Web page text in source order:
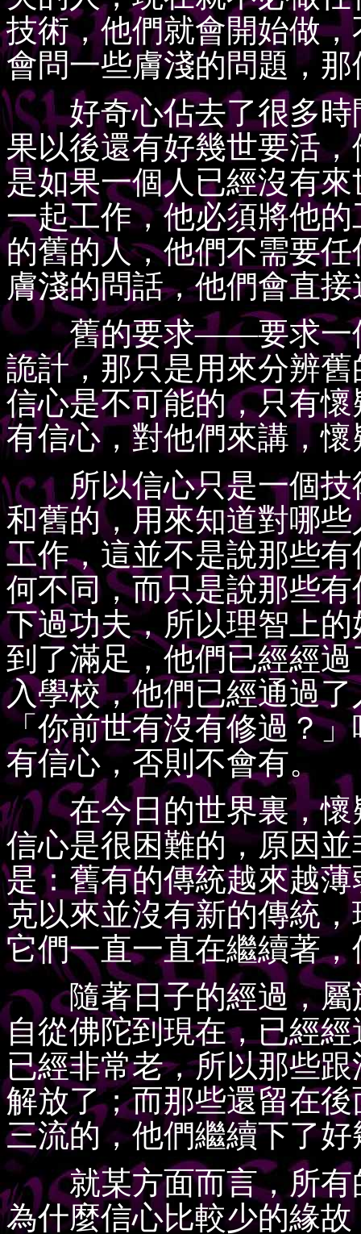
技術，他們就會開始做
會問一些膚淺的問題，
好奇心佔去了很多時
果以後還有好幾世要活
是如果一個人已經沒有
一起工作，他必須將他
的舊的人，他們不需要
膚淺的問話，他們會直
舊的要求——要求一個
詭計，那只是用來分辨
信心是不可能的，只有
有信心，對他們來講，
所以信心只是一個技
和舊的，用來知道對哪
工作，這並不是說那些
何不同，而只是說那些
下過功夫，所以理智上
到了滿足，他們已經經
入學校，他們已經通過
「你前世有沒有修過？
有信心，否則不會有。
在今日的世界裏，懷
信心是很困難的，原因
是：舊有的傳統越來越
克以來並沒有新的傳統
它們一直一直在繼續著
隨著日子的經過，屬
自從佛陀到現在，已經
已經非常老，所以那些
解放了；而那些還留在
三流的，他們繼續下了
就某方面而言，所有
為什麼信心比較少的緣